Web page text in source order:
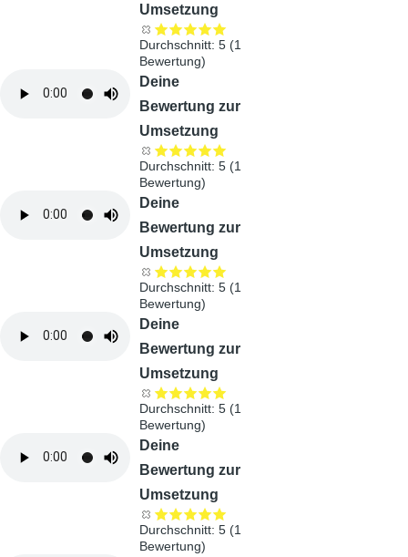
Umsetzung
Durchschnitt:5 (1
Bewertung)
Deine
Bewertung zur
Umsetzung
Durchschnitt:5 (1
Bewertung)
Deine
Bewertung zur
Umsetzung
Durchschnitt:5 (1
Bewertung)
Deine
Bewertung zur
Umsetzung
Durchschnitt:5 (1
Bewertung)
Deine
Bewertung zur
Umsetzung
Durchschnitt:5 (1
Bewertung)